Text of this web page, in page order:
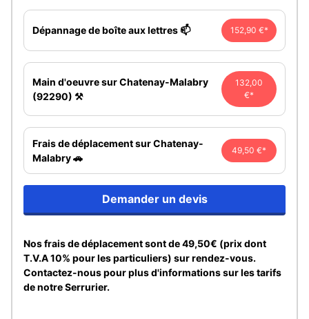
Dépannage de boîte aux lettres 📫 152,90 €*
Main d'oeuvre sur Chatenay-Malabry
(92290) ⚒️
132,00
€*
Frais de déplacement sur Chatenay-
Malabry 🚗
49,50 €*
Demander un devis
Nos frais de déplacement sont de 49,50€ (prix dont
T.V.A 10% pour les particuliers) sur rendez-vous.
Contactez-nous pour plus d'informations sur les tarifs
de notre Serrurier.